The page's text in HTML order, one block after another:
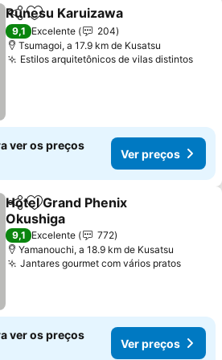
PartilharAdicionar aos favoritos
Runesu Karuizawa
9,1 Excelente
204
Tsumagoi, a 17.9 km de Kusatsu
Estilos arquitetônicos de vilas distintos
ver os preços
Ver preços
PartilharAdicionar aos favoritos
Hotel Grand Phenix
Okushiga
9,1 Excelente
772
Yamanouchi, a 18.9 km de Kusatsu
Jantares gourmet com vários pratos
ver os preços
Ver preços